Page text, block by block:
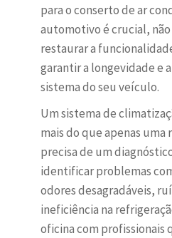
para o conserto de ar
automotivo é crucial, não
restaurar a
garantir a longevidade e
sistema do seu veículo.
Um sistema de
mais do que apenas uma
precisa de um
identificar problemas
odores desagradáveis,
ineficiência na
oficina com profissionais